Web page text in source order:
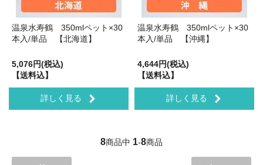
温泉水寿鶴 350mlペット×30
本入/単品 【北海道】
5,076円(税込)
【送料込】
詳しく見る
温泉水寿鶴 350mlペット×30
本入/単品 【沖縄】
4,644円(税込)
【送料込】
詳しく見る
8商品中 1-8商品